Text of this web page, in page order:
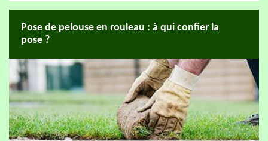
Pose de pelouse en rouleau : à qui confier la
pose ?